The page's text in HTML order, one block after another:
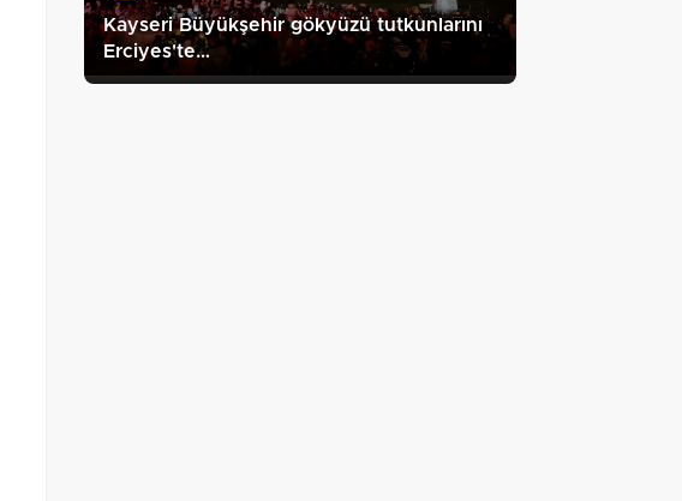
Kayseri Büyükşehir gökyüzü tutkunlarını
Erciyes'te…